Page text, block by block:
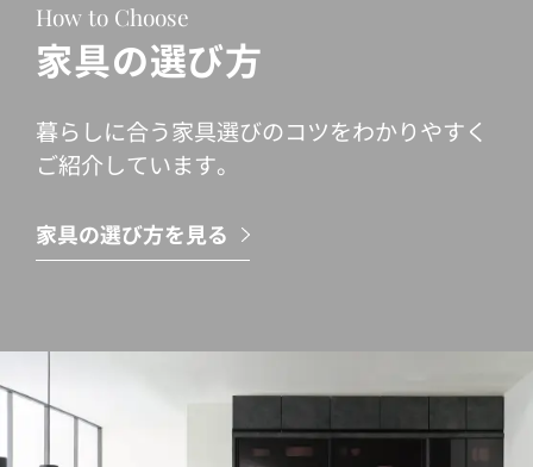
How to Choose
家具の選び方
暮らしに合う家具選びのコツをわかりやすく
ご紹介しています。
家具の選び方を見る